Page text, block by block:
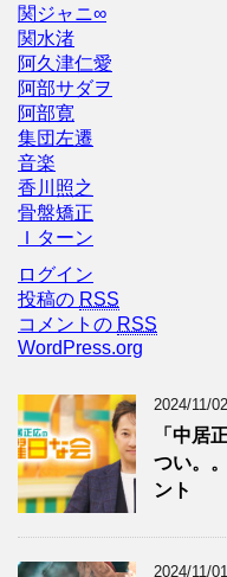
関ジャニ∞
関水渚
阿久津仁愛
阿部サダヲ
阿部寛
集団左遷
音楽
香川照之
骨盤矯正
Ｉターン
ログイン
投稿の RSS
コメントの RSS
WordPress.org
2024/11/02
「中居
つい。
ント
2024/11/01